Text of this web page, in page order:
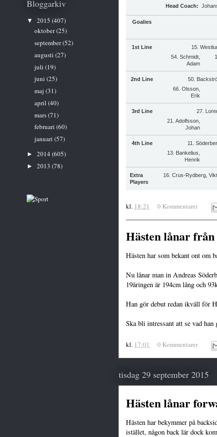
Head Coach:
Goalies
1st Line
15.
54. Schmidt,
Adam
2nd Line
50.
66. Olsson,
Erik
3rd Line
27.
21. Adolfsson,
Johan
4th Line
11.
13. Bankelius,
Henrik
Extra
Players
16. Crus-Rydberg,
kl. 18:21 0 Kommentarer
Hästen lånar
Hästen har som bekant ont om
Nu lånar man in Andreas
19åringen är 194cm lång och
Han gör debut redan ikväll för
Ska bli intressant att se vad
kl. 17:01 0 Kommentarer
tisdag 29 september 2015
Hästen lånar
Hästen har bekymmer på
istället, någon back lär dock
Bloggarkiv
▼ 2015 (407)
oktober(25)
september(52)
augusti (27)
juli (19)
juni (25)
maj (31)
april (40)
mars(71)
februari (60)
januari (57)
► 2014 (605)
► 2013 (78)